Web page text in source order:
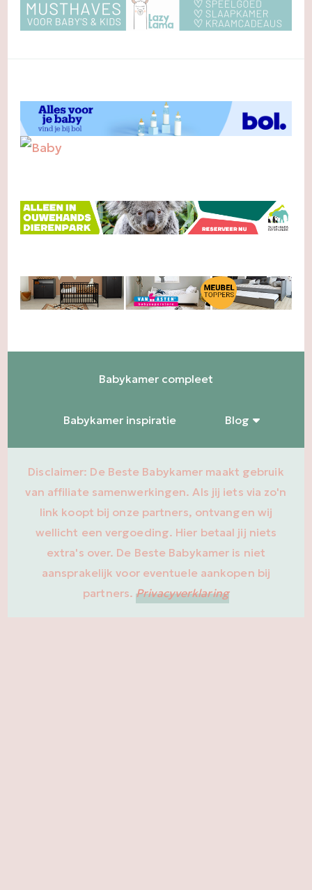
Babykamer compleet
Babykamer inspiratie Blog
Disclaimer: De Beste Babykamer maakt gebruik
van affiliate samenwerkingen. Als jij iets via zo'n
link koopt bij onze partners, ontvangen wij
wellicht een vergoeding. Hier betaal jij niets
extra's over. De Beste Babykamer is niet
aansprakelijk voor eventuele aankopen bij
partners.Privacyverklaring